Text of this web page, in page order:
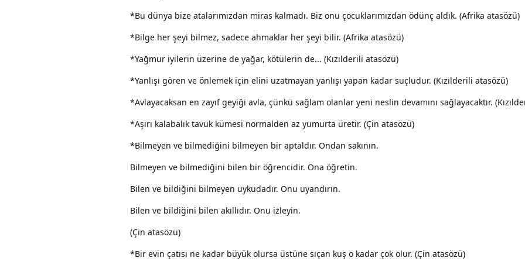
*Bu dünya bize atalarımızdan miras kalmadı. Biz onu çocuklarımızdan ödünç aldık. (Afrika atasözü)
*Bilge her şeyi bilmez, sadece ahmaklar her şeyi bilir. (Afrika atasözü)
*Yağmur iyilerin üzerine de yağar, kötülerin de... (Kızılderili atasözü)
*Yanlışı gören ve önlemek için elini uzatmayan yanlışı yapan kadar suçludur. (Kızılderili atasözü)
*Avlayacaksan en zayıf geyiği avla, çünkü sağlam olanlar yeni neslin devamını sağlayacaktır.
*Aşırı kalabalık tavuk kümesi normalden az yumurta üretir. (Çin atasözü)
*Bilmeyen ve bilmediğini bilmeyen bir aptaldır. Ondan sakının.
Bilmeyen ve bilmediğini bilen bir öğrencidir. Ona öğretin.
Bilen ve bildiğini bilmeyen uykudadır. Onu uyandırın.
Bilen ve bildiğini bilen akıllıdır. Onu izleyin.
(Çin atasözü)
*Bir evin çatısı ne kadar büyük olursa üstüne sıçan kuş o kadar çok olur. (Çin atasözü)